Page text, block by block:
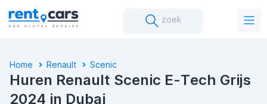
zoek
Home Renault Scenic
Huren Renault Scenic E-Tech Grijs
2024 in Dubai